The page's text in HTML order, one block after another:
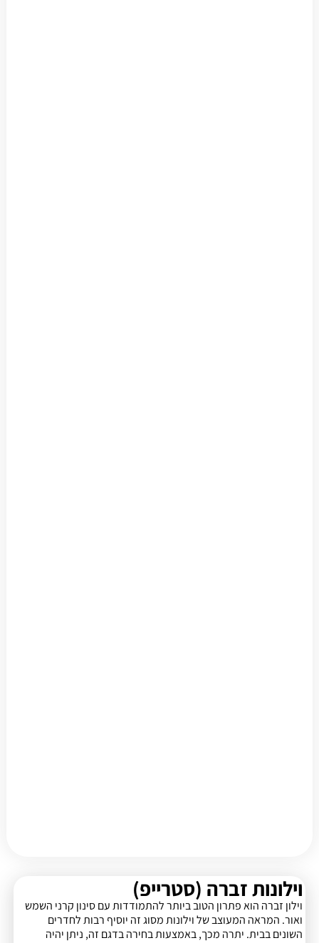
וילונות זברה (סטרייפ)
וילון זברה הוא פתרון הטוב ביותר להתמודדות עם סינון קרני השמש
ואור. המראה המעוצב של וילונות מסוג זה יוסיף רבות לחדרים
השונים בבית. יתרה מכך, באמצעות בחירה בדגם זה, ניתן יהיה